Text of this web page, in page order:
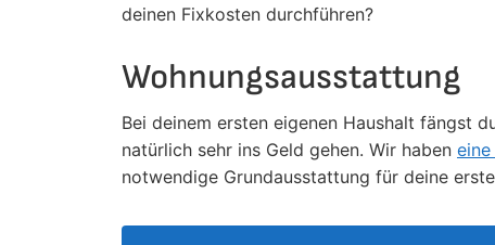
deinen Fixkosten durchführen?
Wohnungsausstattung
Bei deinem ersten eigenen Haushalt fängst
natürlich sehr ins Geld gehen. Wir haben
notwendige Grundausstattung für deine